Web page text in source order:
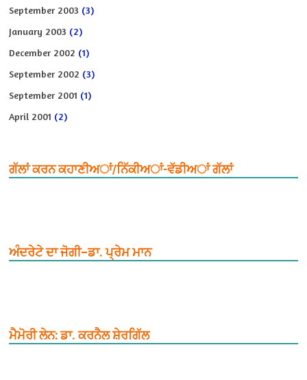
September 2003 (3)
January 2003 (2)
December 2002 (1)
September 2002 (3)
September 2001 (1)
April 2001 (2)
ਗੱਲਾਂ ਕਰਨ ਕਹਾਣੀਅਾਂ/ਨਿੱਕੀਅਾਂ-ਵੱਡੀਅਾਂ ਗੱਲਾਂ
ਅੰਦਰੇਟੇ ਦਾ ਜੋਗੀ–ਡਾ. ਪ੍ਰੇਮ ਮਾਨ
ਮੈਮੋਰੀ ਲੇਨ: ਡਾ. ਕਰਨੈਲ ਸ਼ੇਰਗਿੱਲ